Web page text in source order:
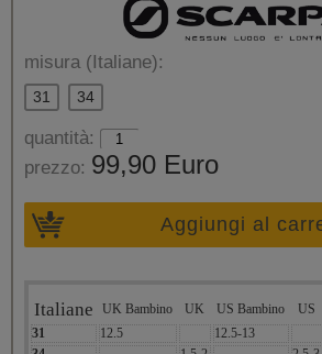
misura (Italiane):
31 34
quantità:
prezzo: 99,90 Euro
Aggiungi al
Italiane UK Bambino UK US Bambino US
31
12.5 12.5-13